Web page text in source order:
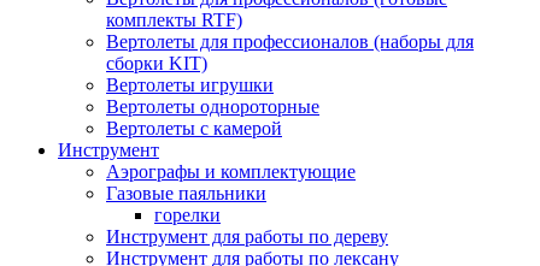
комплекты RTF)
Вертолеты для профессионалов (наборы для
сборки KIT)
Вертолеты игрушки
Вертолеты однороторные
Вертолеты с камерой
Инструмент
Аэрографы и комплектующие
Газовые паяльники
горелки
Инструмент для работы по дереву
Инструмент для работы по лексану